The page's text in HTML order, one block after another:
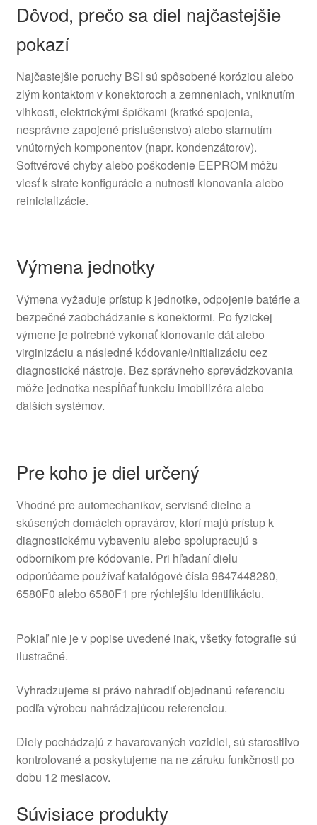
Dôvod, prečo sa diel najčastejšie
pokazí
Najčastejšie poruchy BSI sú spôsobené koróziou alebo
zlým kontaktom v konektoroch a zemneniach, vniknutím
vlhkosti, elektrickými špičkami (kratké spojenia,
nesprávne zapojené príslušenstvo) alebo starnutím
vnútorných komponentov (napr. kondenzátorov).
Softvérové chyby alebo poškodenie EEPROM môžu
viesť k strate konfigurácie a nutnosti klonovania alebo
reinicializácie.
Výmena jednotky
Výmena vyžaduje prístup k jednotke, odpojenie batérie a
bezpečné zaobchádzanie s konektormi. Po fyzickej
výmene je potrebné vykonať klonovanie dát alebo
virginizáciu a následné kódovanie/initializáciu cez
diagnostické nástroje. Bez správneho sprevádzkovania
môže jednotka nespĺňať funkciu imobilizéra alebo
ďalších systémov.
Pre koho je diel určený
Vhodné pre automechanikov, servisné dielne a
skúsených domácich opravárov, ktorí majú prístup k
diagnostickému vybaveniu alebo spolupracujú s
odborníkom pre kódovanie. Pri hľadaní dielu
odporúčame používať katalógové čísla 9647448280,
6580F0 alebo 6580F1 pre rýchlejšiu identifikáciu.
Pokiaľ nie je v popise uvedené inak, všetky fotografie sú
ilustračné.
Vyhradzujeme si právo nahradiť objednanú referenciu
podľa výrobcu nahrádzajúcou referenciou.
Diely pochádzajú z havarovaných vozidiel, sú starostlivo
kontrolované a poskytujeme na ne záruku funkčnosti po
dobu 12 mesiacov.
Súvisiace produkty